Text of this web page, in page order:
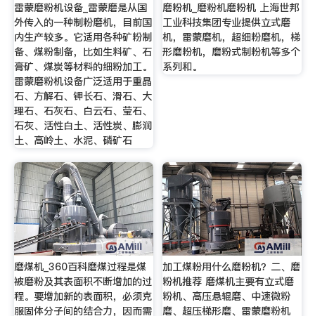
雷蒙磨粉机设备_雷蒙磨是从国
外传入的一种制粉磨机，目前国
内生产较多。它适用各种矿粉制
备、煤粉制备，比如生料矿、石
膏矿、煤炭等材料的细粉加工。
雷蒙磨粉机设备广泛适用于重晶
石、方解石、钾长石、滑石、大
理石、石灰石、白云石、莹石、
石灰、活性白土、活性炭、膨润
土、高岭土、水泥、磷矿石
磨粉机_磨粉机磨粉机 上海世邦
工业科技集团专业提供立式磨
机，雷蒙磨机，超细粉磨机，梯
形磨粉机，磨粉式制粉机等多个
系列和。
磨煤机_360百科磨煤过程是煤
被磨粉及其表面积不断增加的过
程。要增加新的表面积，必须克
服固体分子间的结合力，因而需
加工煤粉用什么磨粉机？二、磨
粉机推荐 磨煤机主要有立式磨
粉机、高压悬辊磨、中速微粉
磨、超压梯形磨、雷蒙磨粉机